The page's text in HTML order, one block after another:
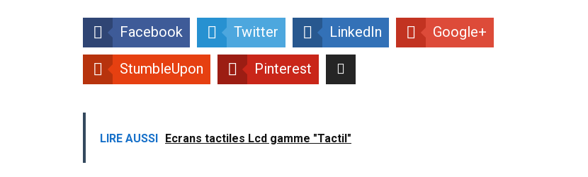
Facebook Twitter LinkedIn Google+
StumbleUpon Pinterest
LIRE AUSSI Ecrans tactiles Lcd gamme "Tactil"